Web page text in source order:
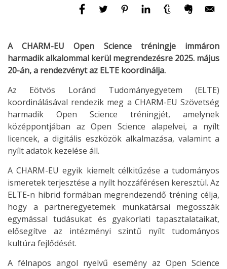
A CHARM-EU Open Science tréningje immáron
harmadik alkalommal kerül megrendezésre 2025. május
20-án, a rendezvényt az ELTE koordinálja.
Az Eötvös Loránd Tudományegyetem (ELTE)
koordinálásával rendezik meg a CHARM-EU Szövetség
harmadik Open Science tréningjét, amelynek
középpontjában az Open Science alapelvei, a nyílt
licencek, a digitális eszközök alkalmazása, valamint a
nyílt adatok kezelése áll.
A CHARM-EU egyik kiemelt célkitűzése a tudományos
ismeretek terjesztése a nyílt hozzáférésen keresztül. Az
ELTE-n hibrid formában megrendezendő tréning célja,
hogy a partneregyetemek munkatársai megosszák
egymással tudásukat és gyakorlati tapasztalataikat,
elősegítve az intézményi szintű nyílt tudományos
kultúra fejlődését.
A félnapos angol nyelvű esemény az Open Science